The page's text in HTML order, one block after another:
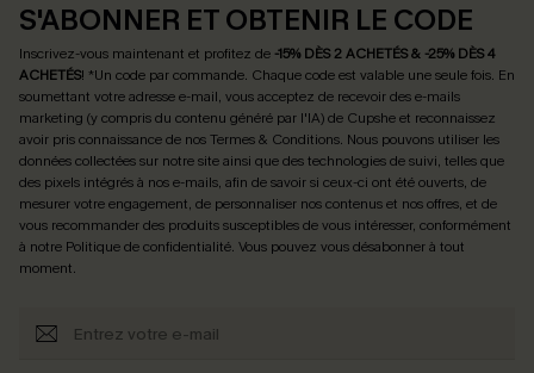
S'ABONNER ET OBTENIR LE CODE
Inscrivez-vous maintenant et profitez de -15% DÈS 2 ACHETÉS & -25% DÈS 4
ACHETÉS! *Un code par commande. Chaque code est valable une seule fois. En
soumettant votre adresse e-mail, vous acceptez de recevoir des e-mails
marketing (y compris du contenu généré par l'IA) de Cupshe et reconnaissez
avoir pris connaissance de nosTermes & Conditions. Nous pouvons utiliser les
données collectées sur notre site ainsi que des technologies de suivi, telles que
des pixels intégrés à nos e-mails, afin de savoir si ceux-ci ont été ouverts, de
mesurer votre engagement, de personnaliser nos contenus et nos offres, et de
vous recommander des produits susceptibles de vous intéresser, conformément
à notre Politique de confidentialité. Vous pouvez vous désabonner à tout
moment.